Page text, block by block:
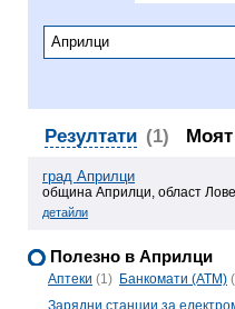
Резултати (1)
град Априлци
община Априлци, област
детайли
Полезно в Априлци
Аптеки (1) Банкомати (ATM)